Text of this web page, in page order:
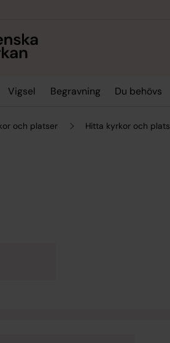
Vigsel Begravning Du behövs
och platser Hitta kyrkor och